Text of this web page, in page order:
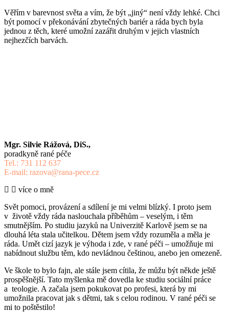
Věřím v barevnost světa a vím, že být „jiný“ není vždy lehké. Chci
být pomocí v překonávání zbytečných bariér a ráda bych byla
jednou z těch, které umožní zazářit druhým v jejich vlastních
nejhezčích barvách.
Mgr. Silvie Rážová, DiS.,
poradkyně rané péče
Tel.: 731 112 637
E-mail: razova@rana-pece.cz
více o mně
Svět pomoci, provázení a sdílení je mi velmi blízký. I proto jsem
v životě vždy ráda naslouchala příběhům – veselým, i těm
smutnějším. Po studiu jazyků na Univerzitě Karlově jsem se na
dlouhá léta stala učitelkou. Dětem jsem vždy rozuměla a měla je
ráda. Umět cizí jazyk je výhoda i zde, v rané péči – umožňuje mi
nabídnout službu těm, kdo nevládnou češtinou, anebo jen omezeně.
Ve škole to bylo fajn, ale stále jsem cítila, že můžu být někde ještě
prospěšnější. Tato myšlenka mě dovedla ke studiu sociální práce
a teologie. A začala jsem pokukovat po profesi, která by mi
umožnila pracovat jak s dětmi, tak s celou rodinou. V rané péči se
mi to poštěstilo!